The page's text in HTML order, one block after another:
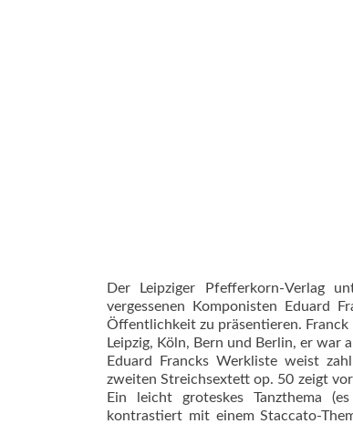
Der Leipziger Pfefferkorn-Verlag
vergessenen Komponisten Eduard
Öffentlichkeit zu präsentieren.
Leipzig, Köln, Bern und Berlin, er
Eduard Francks Werkliste weist
zweiten Streichsextett op. 50 zeigt
Ein leicht groteskes Tanzthema
kontrastiert mit einem Staccato-